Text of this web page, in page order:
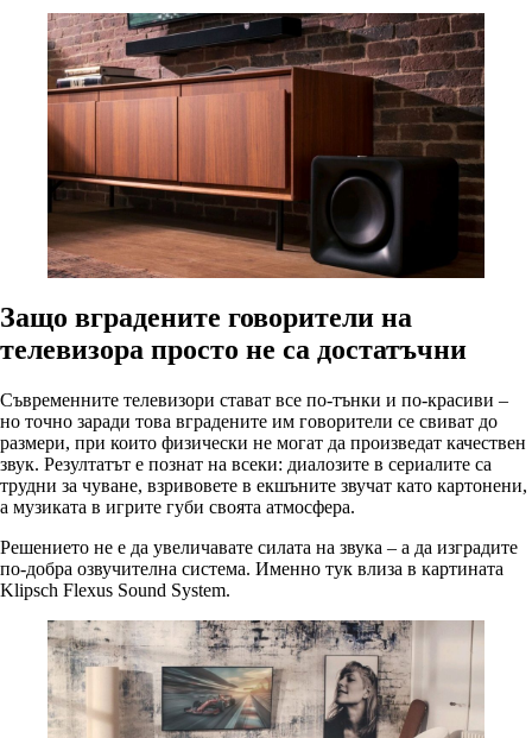
Защо вградените говорители на
телевизора просто не са достатъчни
Съвременните телевизори стават все по-тънки и по-красиви –
но точно заради това вградените им говорители се свиват до
размери, при които физически не могат да произведат качествен
звук. Резултатът е познат на всеки: диалозите в сериалите са
трудни за чуване, взривовете в екшъните звучат като картонени,
а музиката в игрите губи своята атмосфера.
Решението не е да увеличавате силата на звука – а да изградите
по-добра озвучителна система. Именно тук влиза в картината
Klipsch Flexus Sound System.